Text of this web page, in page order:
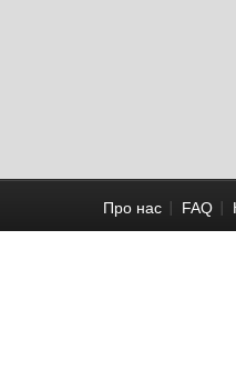
Про нас FAQ